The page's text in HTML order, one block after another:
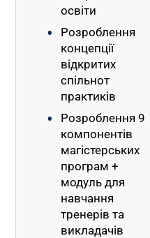
освіти
Розроблення
концепції
відкритих
спільнот
практиків
Розроблення 9
компонентів
магістерських
програм +
модуль для
навчання
тренерів та
викладачів